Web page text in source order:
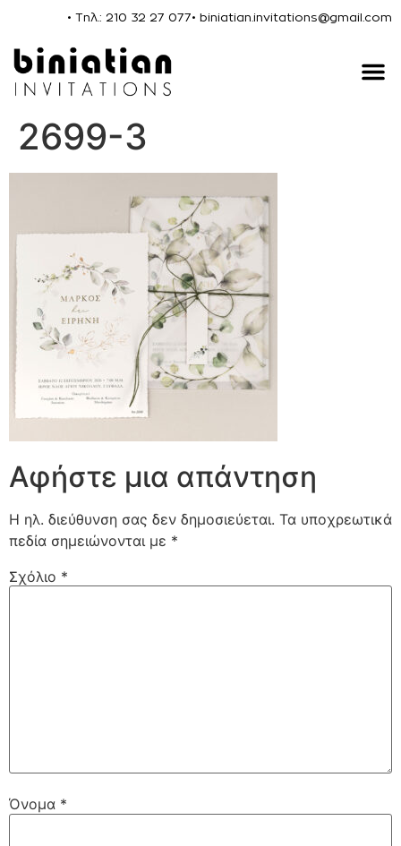
• Τηλ.: 210 32 27 077• biniatian.invitations@gmail.com
2699-3
Αφήστε μια απάντηση
Η ηλ. διεύθυνση σας δεν δημοσιεύεται. Τα υποχρεωτικά
πεδία σημειώνονται με *
Σχόλιο *
Όνομα *